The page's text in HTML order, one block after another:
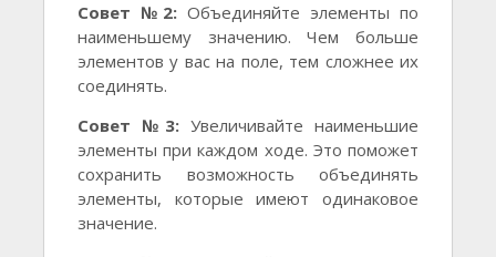
Совет №2: Объединяйте элементы по
наименьшему значению. Чем больше
элементов у вас на поле, тем сложнее их
соединять.
Совет №3: Увеличивайте наименьшие
элементы при каждом ходе. Это поможет
сохранить возможность объединять
элементы, которые имеют одинаковое
значение.